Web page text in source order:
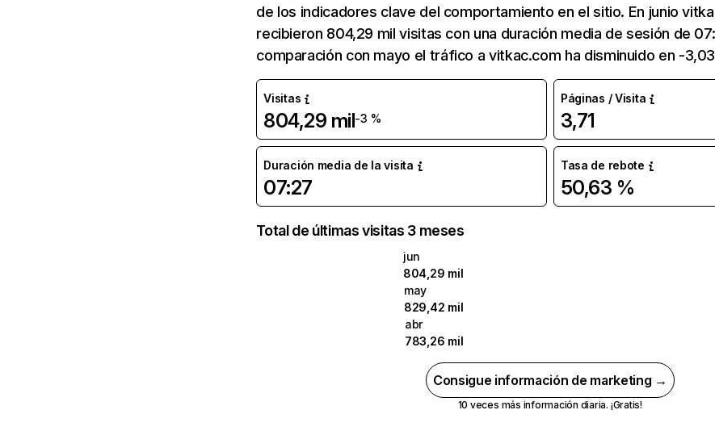
de los indicadores clave del comportamiento en el sitio. En junio
recibieron 804,29 mil visitas con una duración media de sesión de
comparación con mayo el tráfico a vitkac.com ha disminuido en -
Visitas
804,29 mil-3 %
Páginas / Visita
3,71
Duración media de la visita
07:27
Tasa de rebote
50,63 %
Total de últimas visitas 3 meses
jun
804,29 mil
may
829,42 mil
abr
783,26 mil
Consigue información de marketing →
10 veces más información diaria. ¡Gratis!